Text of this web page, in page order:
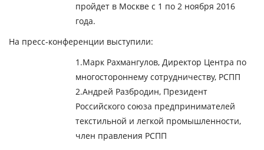
пройдет в Москве с 1 по 2 ноября 2016
года.
На пресс-конференции выступили:
1.Марк Рахмангулов, Директор Центра по
многостороннему сотрудничеству, РСПП
2.Андрей Разбродин, Президент
Российского союза предпринимателей
текстильной и легкой промышленности,
член правления РСПП